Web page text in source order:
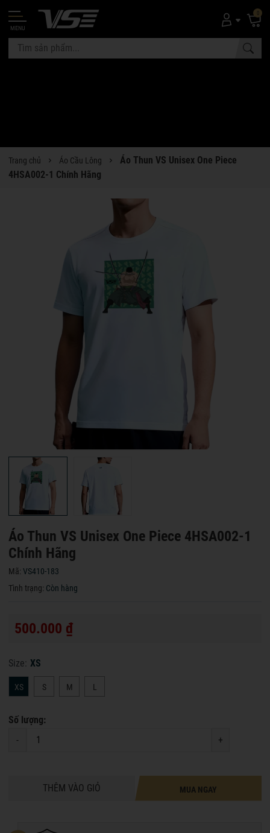
MENU
0
Trang chủ Áo Cầu Lông
Áo Thun VS Unisex One Piece
4HSA002-1 Chính Hãng
Áo Thun VS Unisex One Piece 4HSA002-1
Chính Hãng
Mã: VS410-183
Tình trạng: Còn hàng
500.000 ₫
Size: XS
XS S M L
Số lượng:
-
+
THÊM VÀO GIỎ MUA NGAY